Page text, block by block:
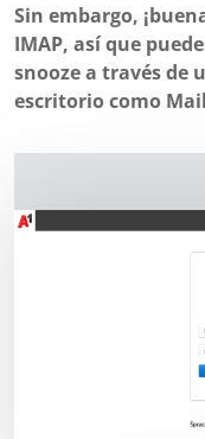
Sin embargo,
IMAP, así que
snooze a través de
escritorio como